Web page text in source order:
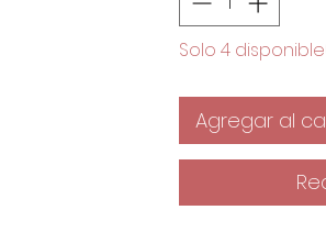
Solo 4
Agregar al